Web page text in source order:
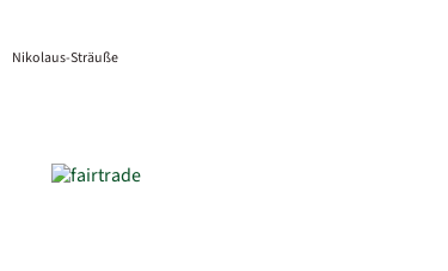
Nikolaus-Sträuße